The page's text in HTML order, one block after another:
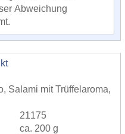
Abweichung
Salami mit Trüffelaroma,
21175
ca. 200 g